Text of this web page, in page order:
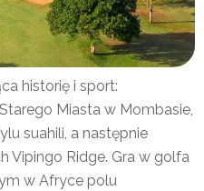
historię i sport:
Miasta w Mombasie,
suahili, a następnie
Vipingo Ridge. Gra w golfa
w Afryce polu